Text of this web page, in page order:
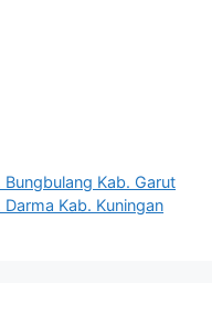
Kab. Garut
Kab. Kuningan